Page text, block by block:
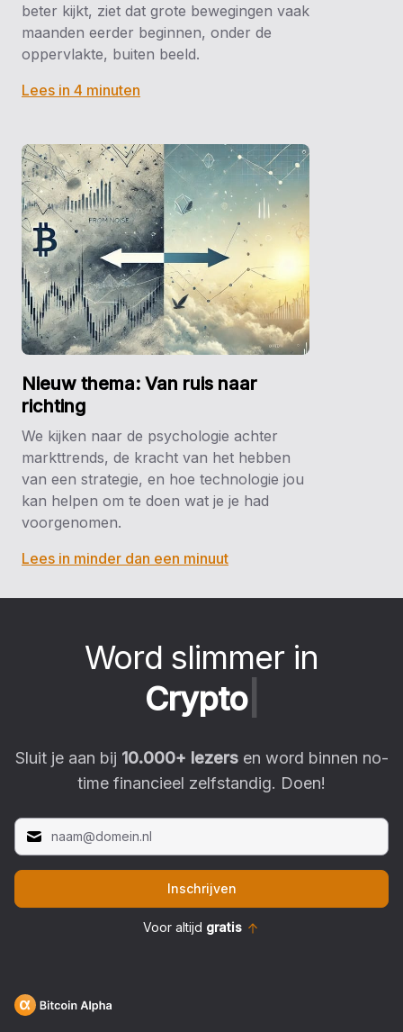
beter kijkt, ziet dat grote bewegingen vaak
maanden eerder beginnen, onder de
oppervlakte, buiten beeld.
Lees in 4 minuten
Nieuw thema: Van ruis naar
richting
We kijken naar de psychologie achter
markttrends, de kracht van het hebben
van een strategie, en hoe technologie jou
kan helpen om te doen wat je je had
voorgenomen.
Lees in minder dan een minuut
Word slimmer in
Crypto
Sluit je aan bij 10.000+ lezersen word binnen no-
time financieel zelfstandig. Doen!
Inschrijven
Voor altijd gratis